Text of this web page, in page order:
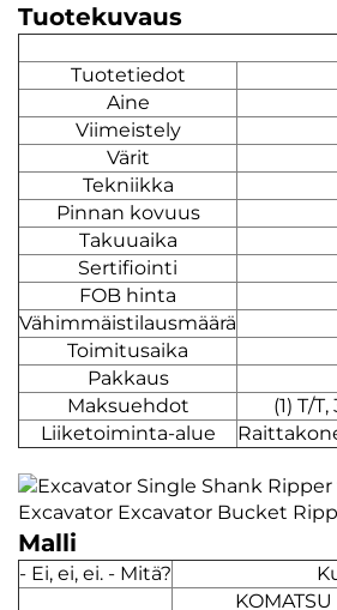
Tuotekuvaus
Tuotetiedot
Aine
Viimeistely
Värit
Tekniikka
Pinnan kovuus
Takuuaika
Sertifiointi
FOB hinta
Vähimmäistilausmäärä
Toimitusaika
Pakkaus
Maksuehdot
(1) T/
Liiketoiminta-alue
Malli
- Ei, ei, ei. - Mitä?